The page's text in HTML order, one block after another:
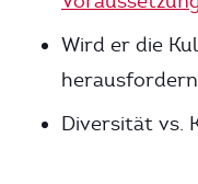
Wird er die
Diversität vs.